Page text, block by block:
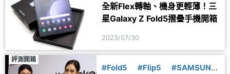
全新Flex轉軸、機身更輕薄！三
星Galaxy Z Fold5摺疊手機開箱
2023/07/30
評測開箱
#Fold5 #Flip5
#SAMSUNG